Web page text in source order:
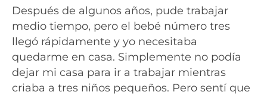
Después de algunos años, pude trabajar
medio tiempo, pero el bebé número tres
llegó rápidamente y yo necesitaba
quedarme en casa. Simplemente no podía
dejar mi casa para ir a trabajar mientras
criaba a tres niños pequeños. Pero sentí que